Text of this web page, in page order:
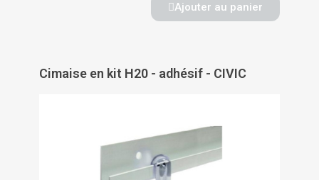
Ajouter au panier
Cimaise en kit H20 - adhésif - CIVIC